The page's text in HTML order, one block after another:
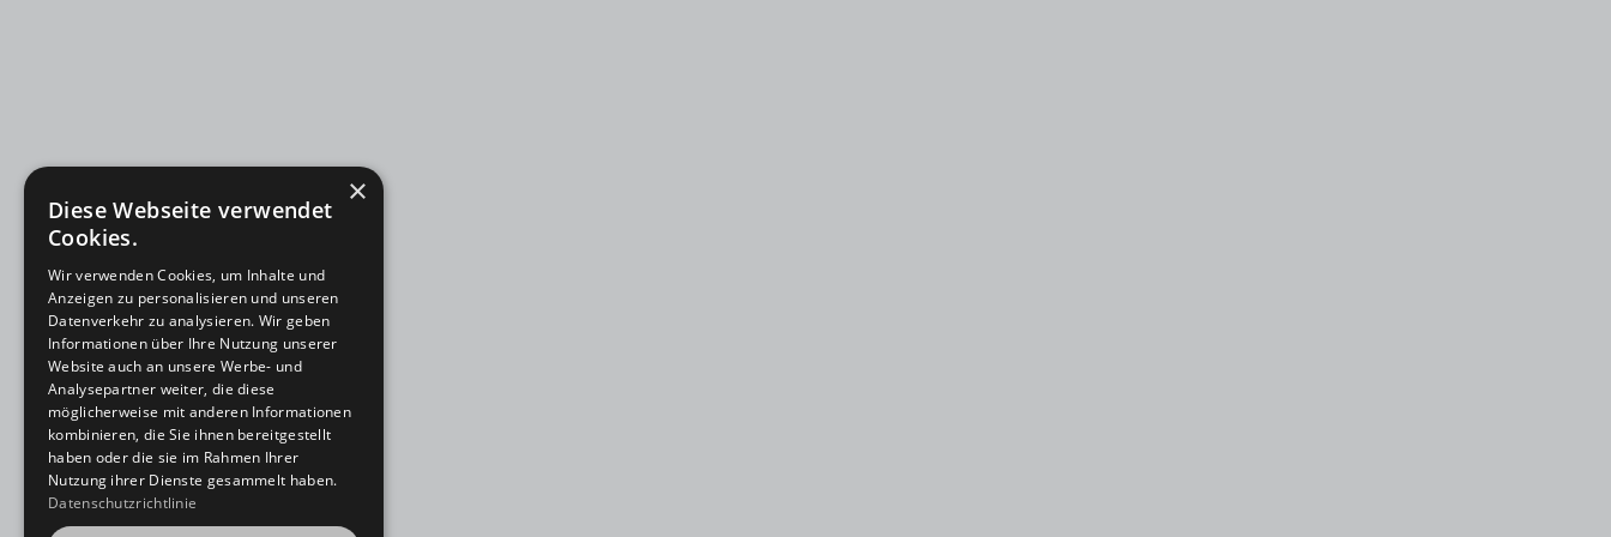
×
Diese Webseite verwendet
Cookies.
Wir verwenden Cookies, um Inhalte und
Anzeigen zu personalisieren und unseren
Datenverkehr zu analysieren. Wir geben
Informationen über Ihre Nutzung unserer
Website auch an unsere Werbe- und
Analysepartner weiter, die diese
möglicherweise mit anderen Informationen
kombinieren, die Sie ihnen bereitgestellt
haben oder die sie im Rahmen Ihrer
Nutzung ihrer Dienste gesammelt haben.
Datenschutzrichtlinie